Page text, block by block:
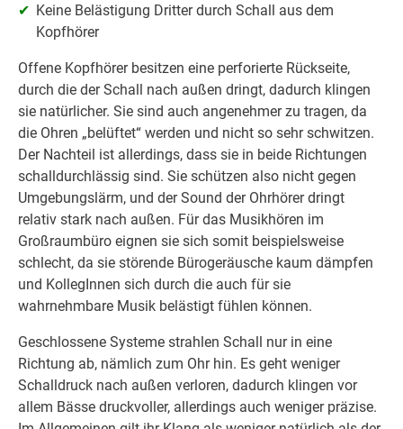
Keine Belästigung Dritter durch Schall aus dem
Kopfhörer
Offene Kopfhörer besitzen eine perforierte Rückseite,
durch die der Schall nach außen dringt, dadurch klingen
sie natürlicher. Sie sind auch angenehmer zu tragen, da
die Ohren „belüftet“ werden und nicht so sehr schwitzen.
Der Nachteil ist allerdings, dass sie in beide Richtungen
schalldurchlässig sind. Sie schützen also nicht gegen
Umgebungslärm, und der Sound der Ohrhörer dringt
relativ stark nach außen. Für das Musikhören im
Großraumbüro eignen sie sich somit beispielsweise
schlecht, da sie störende Bürogeräusche kaum dämpfen
und KollegInnen sich durch die auch für sie
wahrnehmbare Musik belästigt fühlen können.
Geschlossene Systeme strahlen Schall nur in eine
Richtung ab, nämlich zum Ohr hin. Es geht weniger
Schalldruck nach außen verloren, dadurch klingen vor
allem Bässe druckvoller, allerdings auch weniger präzise.